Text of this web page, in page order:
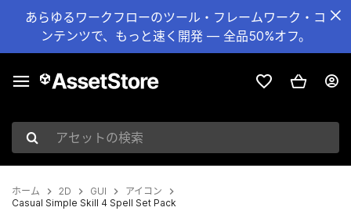
あらゆるワークフローのツール・フレームワーク・コ
ンテンツで、もっと速く開発 — 全品50%オフ。
アセットの検索
ホーム 2D GUI
アイコン
Casual Simple Skill 4 Spell Set Pack